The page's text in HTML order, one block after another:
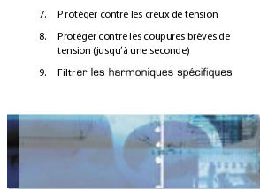
7. Protéger contre les creux de tension
8.
Protéger contre les coupures brèves de
tension (jusqu’à une seconde)
9.
Filtr